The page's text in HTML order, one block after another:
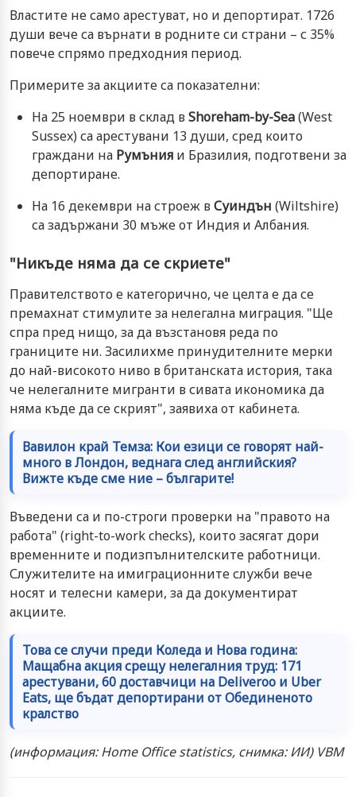
Властите не само арестуват, но и депортират. 1726
души вече са върнати в родните си страни – с 35%
повече спрямо предходния период.
Примерите за акциите са показателни:
На 25 ноември в склад вShoreham-by-Sea(West
Sussex) са арестувани 13 души, сред които
граждани на Румъния и Бразилия, подготвени за
депортиране.
На 16 декември на строеж вСуиндън (Wiltshire)
са задържани 30 мъже от Индия и Албания.
"Никъде няма да се скриете"
Правителството е категорично, че целта е да се
премахнат стимулите за нелегална миграция. "Ще
спра пред нищо, за да възстановя реда по
границите ни. Засилихме принудителните мерки
до най-високото ниво в британската история, така
че нелегалните мигранти в сивата икономика да
няма къде да се скрият", заявиха от кабинета.
Вавилон край Темза: Кои езици се говорят най-
много в Лондон, веднага след английския?
Вижте къде сме ние – българите!
Въведени са и по-строги проверки на "правото на
работа" (right-to-work checks), които засягат дори
временните и подизпълнителските работници.
Служителите на имиграционните служби вече
носят и телесни камери, за да документират
акциите.
Това се случи преди Коледа и Нова година:
Мащабна акция срещу нелегалния труд: 171
арестувани, 60 доставчици на Deliveroo и Uber
Eats, ще бъдат депортирани от Обединеното
кралство
(информация: Home Office statistics, снимка: ИИ) VBM